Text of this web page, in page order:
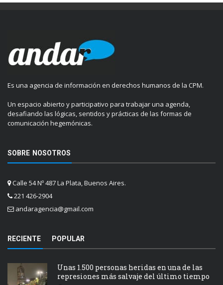
Es una agencia de información en derechos humanos de la CPM.
Un espacio abierto y participativo para trabajar una agenda,
desafiando las lógicas, sentidos y prácticas de las formas de
comunicación hegemónicas.
SOBRE NOSOTROS
Calle 54 Nº 487 La Plata, Buenos Aires.
221 426-2904
andaragencia@gmail.com
RECIENTE POPULAR
Unas 1.500 personas heridas en una de las
represiones más salvaje del último tiempo